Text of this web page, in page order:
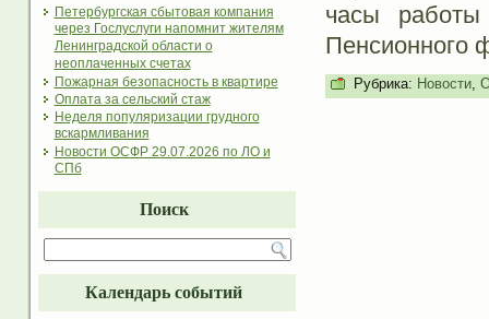
Петербургская сбытовая компания
через Гослуслуги напомнит жителям
Ленинградской области о
неоплаченных счетах
Пожарная безопасность в квартире
Оплата за сельский стаж
Неделя популяризации грудного
вскармливания
Новости ОСФР 29.07.2026 по ЛО и
СПб
Поиск
Календарь событий
часы
Пенсионного
Рубрика: Новости,